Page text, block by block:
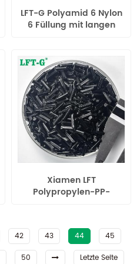
LFT-G Polyamid 6 Nylon
6 Füllung mit langen
Automobilteile
Xiamen LFT
Polypropylen-PP-
Verstärkungspolymeren
42 43 44
45
50 Letzte Seite